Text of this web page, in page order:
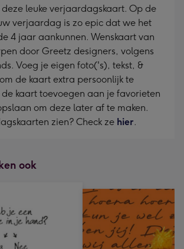
deze leuke verjaardagskaart. Op de
verjaardag is zo epic dat we het
4 jaar aankunnen. Wenskaart van
door Greetz designers, volgens
Voeg je eigen foto('s), tekst, &
de kaart extra persoonlijk te
de kaart toevoegen aan je favorieten
om deze later af te maken.
zien? Check ze hier.
ook